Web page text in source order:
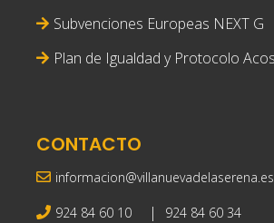
Subvenciones Europeas NEXT G
Plan de Igualdad y Protocolo
CONTACTO
informacion@villanuevadelaserena.es
924 84 60 10 | 924 84 60 34